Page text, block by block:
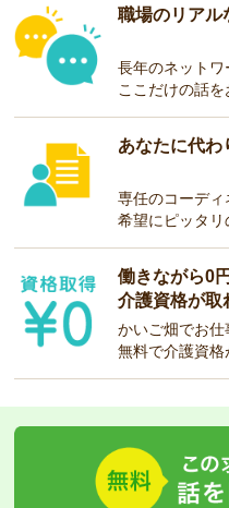
職場のリアル
長年のネットワ
ここだけの話を
あなたに代わ
専任のコーデ
希望にピッタ
働きながら0
介護資格が取
かいご畑でお仕
無料で介護資格